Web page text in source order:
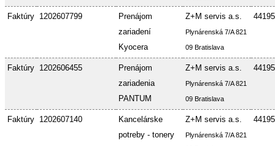
Faktúry 1202607799
Prenájom
zariadení
Kyocera
Z+M servis a.s.
Plynárenská 7/A 821
09 Bratislava
Faktúry 1202606455
Prenájom
zariadenia
PANTUM
Z+M servis a.s.
Plynárenská 7/A 821
09 Bratislava
Faktúry 1202607140
Kancelárske
potreby - tonery
Z+M servis a.s.
Plynárenská 7/A 821